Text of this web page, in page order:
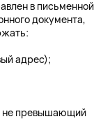
в письменной
документа,
адрес);
не превышающий